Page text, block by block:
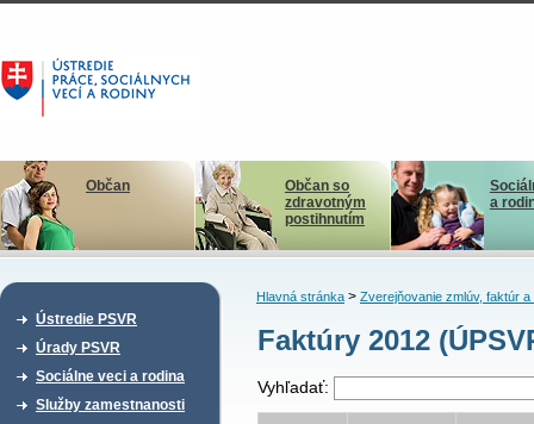
Občan
Občan so
zdravotným
postihnutím
a
Ústredie PSVR
Úrady PSVR
Sociálne veci a rodina
Služby zamestnanosti
Hlavná stránka> Zverejňovanie zmlúv, faktúr a
Faktúry 2012
Vyhľadať: